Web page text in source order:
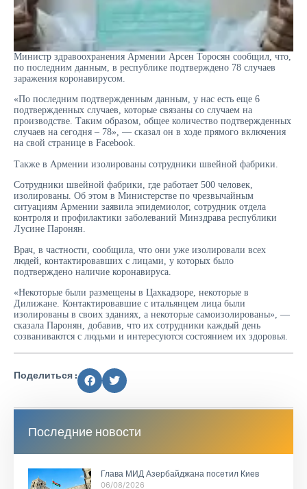
Министр здравоохранения Армении Арсен Торосян сообщил, что,
по последним данным, в республике подтверждено 78 случаев
заражения коронавирусом.
«По последним подтвержденным данным, у нас есть еще 6
подтвержденных случаев, которые связаны со случаем на
производстве. Таким образом, общее количество подтвержденных
случаев на сегодня – 78», — сказал он в ходе прямого включения
на свой странице в Facebook.
Также в Армении изолированы сотрудники швейной фабрики.
Сотрудники швейной фабрики, где работает 500 человек,
изолированы. Об этом в Министерстве по чрезвычайным
ситуациям Армении заявила эпидемиолог, сотрудник отдела
контроля и профилактики заболеваний Минздрава республики
Лусине Паронян.
Врач, в частности, сообщила, что они уже изолировали всех
людей, контактировавших с лицами, у которых было
подтверждено наличие коронавируса.
«Некоторые были размещены в Цахкадзоре, некоторые в
Дилижане. Контактировавшие с итальянцем лица были
изолированы в своих зданиях, а некоторые самоизолированы», —
сказала Паронян, добавив, что их сотрудники каждый день
созваниваются с людьми и интересуются состоянием их здоровья.
Поделиться :
Последние новости
Глава МИД Азербайджана посетил Киев
06/08/2026